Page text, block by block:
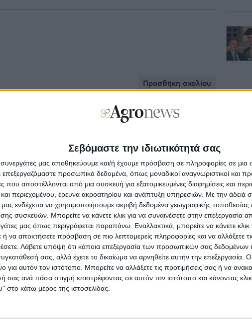
Σεβόμαστε την ιδιωτικότητά σας
συνεργάτες μας αποθηκεύουμε και/ή έχουμε πρόσβαση σε πληροφορίες σε
επεξεργαζόμαστε προσωπικά δεδομένα, όπως μοναδικοί αναγνωριστικοί και
που αποστέλλονται από μια συσκευή για εξατομικευμένες διαφημίσεις και
περιεχομένου, έρευνα ακροατηρίου και ανάπτυξη υπηρεσιών. Με την άδειά
ενδέχεται να χρησιμοποιήσουμε ακριβή δεδομένα γεωγραφικής τοποθεσίας
συσκευών. Μπορείτε να κάνετε κλικ για να συναινέσετε στην επεξεργασία
μας όπως περιγράφεται παραπάνω. Εναλλακτικά, μπορείτε να κάνετε κλικ
ή να αποκτήσετε πρόσβαση σε πιο λεπτομερείς πληροφορίες και να αλλάξετε
Λάβετε υπόψη ότι κάποια επεξεργασία των προσωπικών σας δεδομένων
σας, αλλά έχετε το δικαίωμα να αρνηθείτε αυτήν την επεξεργασία.
για αυτόν τον ιστότοπο. Μπορείτε να αλλάξετε τις προτιμήσεις σας ή να
σας ανά πάσα στιγμή επιστρέφοντας σε αυτόν τον ιστότοπο και κάνοντας
στο κάτω μέρος της ιστοσελίδας.
Προσθήκη σχολίου
Email*
εκατ.,
Με